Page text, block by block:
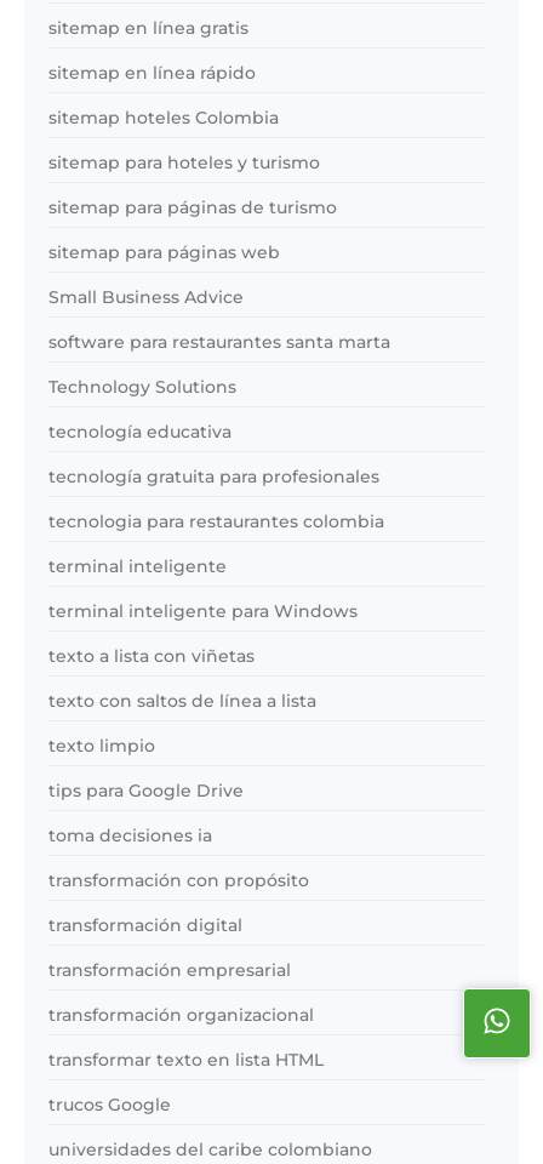
sitemap en línea gratis
sitemap en línea rápido
sitemap hoteles Colombia
sitemap para hoteles y turismo
sitemap para páginas de turismo
sitemap para páginas web
Small Business Advice
software para restaurantes santa marta
Technology Solutions
tecnología educativa
tecnología gratuita para profesionales
tecnologia para restaurantes colombia
terminal inteligente
terminal inteligente para Windows
texto a lista con viñetas
texto con saltos de línea a lista
texto limpio
tips para Google Drive
toma decisiones ia
transformación con propósito
transformación digital
transformación empresarial
transformación organizacional
transformar texto en lista HTML
trucos Google
universidades del caribe colombiano